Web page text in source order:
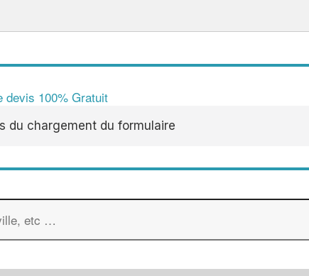
devis 100% Gratuit
du chargement du formulaire